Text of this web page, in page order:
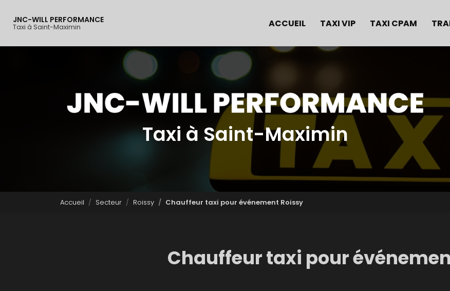
contenu
JNC-WILL PERFORMANCE
Taxi à Saint-Maximin
ACCUEIL
TAXI VIP TAXI CPAM
Taxi à Saint-Maximin
Accueil Secteur Roissy Chauffeur taxi pour événement Roissy
Chauffeur taxi pour